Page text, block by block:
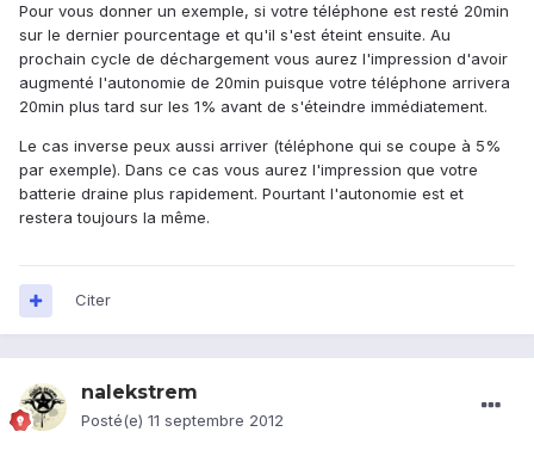
Pour vous donner un exemple, si votre téléphone est resté 20min
sur le dernier pourcentage et qu'il s'est éteint ensuite. Au
prochain cycle de déchargement vous aurez l'impression d'avoir
augmenté l'autonomie de 20min puisque votre téléphone arrivera
20min plus tard sur les 1% avant de s'éteindre immédiatement.
Le cas inverse peux aussi arriver (téléphone qui se coupe à 5%
par exemple). Dans ce cas vous aurez l'impression que votre
batterie draine plus rapidement. Pourtant l'autonomie est et
restera toujours la même.
Citer
nalekstrem
Posté(e) 11 septembre 2012